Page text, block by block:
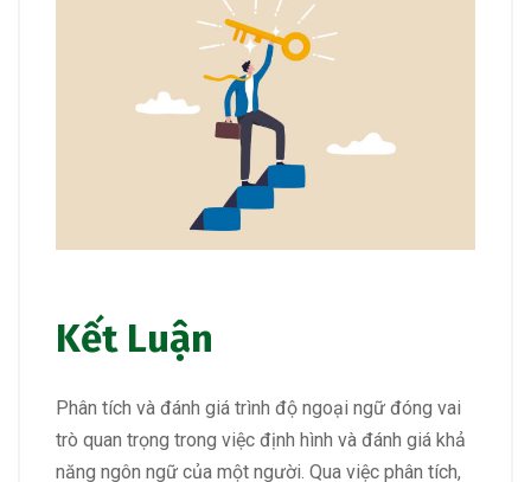
Kết Luận
Phân tích và đánh giá trình độ ngoại ngữ đóng vai
trò quan trọng trong việc định hình và đánh giá khả
năng ngôn ngữ của một người. Qua việc phân tích,